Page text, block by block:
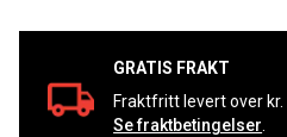
GRATIS FRAKT
Fraktfritt levert over kr.
Se fraktbetingelser